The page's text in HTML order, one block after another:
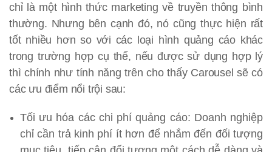
chỉ là một hình thức marketing về truyền thông bình
thường. Nhưng bên cạnh đó, nó cũng thực hiện rất
tốt nhiều hơn so với các loại hình quảng cáo khác
trong trường hợp cụ thể, nếu được sử dụng hợp lý
thì chính như tính năng trên cho thấy Carousel sẽ có
các ưu điểm nổi trội sau:
Tối ưu hóa các chi phí quảng cáo: Doanh nghiệp
chỉ cần trả kinh phí ít hơn để nhắm đến đối tượng